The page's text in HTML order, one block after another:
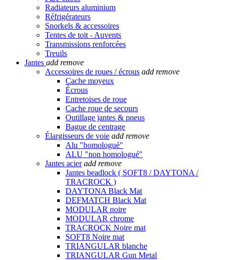
Radiateurs aluminium
Réfrigérateurs
Snorkels & accessoires
Tentes de toit - Auvents
Transmissions renforcées
Treuils
Jantes add remove
Accessoires de roues / écrous add remove
Cache moyeux
Écrous
Entretoises de roue
Cache roue de secours
Outillage jantes & pneus
Bague de centrage
Élargisseurs de voie add remove
Alu "homologué"
ALU "non homologué"
Jantes acier add remove
Jantes beadlock ( SOFT8 / DAYTONA /
TRACROCK )
DAYTONA Black Mat
DEFMATCH Black Mat
MODULAR noire
MODULAR chrome
TRACROCK Noire mat
SOFT8 Noire mat
TRIANGULAR blanche
TRIANGULAR Gun Metal